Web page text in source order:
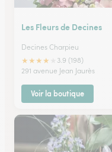
Les Fleurs de Decines
Decines Charpieu
★★★★
3.9 (198)
291 avenue Jean Jaurès
Voir la boutique